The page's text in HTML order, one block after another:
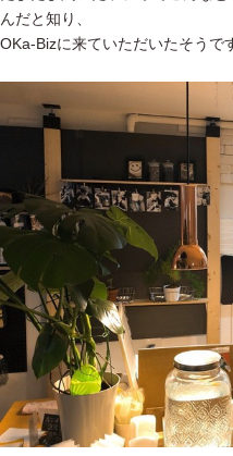
んだと知り、
OKa-Bizに来ていただいたそうで